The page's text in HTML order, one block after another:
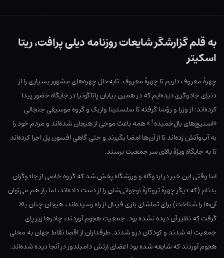
به قلم گزارشگر شایعات روزنامه دیلی پرافت، ریتا
اسکیتر
چهرهٔ معروف داریم تا چهرهٔ معروف. تابه‌حال چهره‌های مشهور بسیاری را از
دنیای جادوگری دیده‌ایم که در همین بیابان پاتاگونیا در جایگاه حضور پیدا
کرده‌اند: از وزرا و رؤسا گرفته تا سلستینا واربک و گروه موسیقی جنجالی
«اسنیچ‌های بال‌خمیده1
»همه باعث موجی از هیجان شده‌اند و مردم خود را
به آب‌وآتش زده‌اند تا از آن‌ها امضا بگیرند و حتی گاهی افسون پل اجرا کرده‌اند
تا به جایگاه ویژهٔ بالای سر جمعیت برسند.
اما وقتی این خبر در اردوگاه و ورزشگاه پخش شد که گروه خاصی از جادوگران
بد‌نام (که دیگر چهرهٔ تروتازهٔ نوجوانی‌شان را از دست داده‌اند، اما باز هم می‌توان
آن‌ها را شناخت) برای تماشای بازی فینال از راه رسیده‌اند، هیجان چنان بالا
گرفت که نظیر آن دیده نشده بود. جمعیت هجوم آوردند، چادرها زیر پای
جمعیت له شدند و کودکان درو شدند. طرفداران از اقصا نقاط جهان به محلی
هجوم آوردند که شایعه شده بود اعضای ارتش دامبلدور در آنجا دیده شده‌اند.